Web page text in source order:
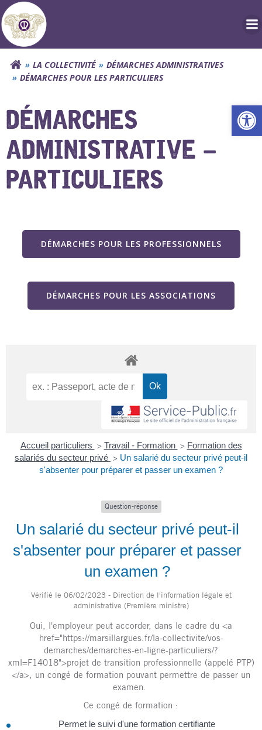
Aller
au
contenu
LA COLLECTIVITÉ
DÉMARCHES ADMINISTRATIVES
DÉMARCHES POUR LES PARTICULIERS
DÉMARCHES
ADMINISTRATIVE –
PARTICULIERS
DÉMARCHES POUR LES PROFESSIONNELS
DÉMARCHES POUR LES ASSOCIATIONS
Accueil particuliers > Travail - Formation > Formation des
salariés du secteur privé > Un salarié du secteur privé peut-il
s'absenter pour préparer et passer un examen ?
Question-réponse
Un salarié du secteur privé peut-il
s'absenter pour préparer et passer
un examen ?
Vérifié le 06/02/2023 - Direction de l'information légale et
administrative (Première ministre)
Oui, l'employeur peut accorder, dans le cadre du <a
href="https://marsillargues.fr/la-collectivite/vos-
demarches/demarches-en-ligne-particuliers/?
xml=F14018">projet de transition professionnelle (appelé PTP)
</a>, un congé de formation pouvant permettre de passer un
examen.
Ce congé de formation :
Permet le suivi d'une formation certifiante